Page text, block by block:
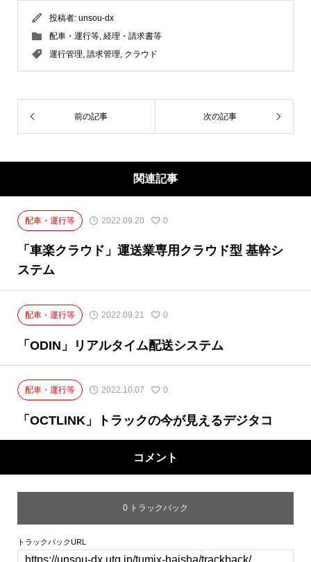
投稿者: unsou-dx
配車・運行等, 経理・請求書等
運行管理, 請求管理, クラウド
前の記事 次の記事
関連記事
配車・運行等 2022.09.20 0
「車楽クラウド」運送業専用クラウド型 基幹シ
ステム
配車・運行等 2022.09.21 0
「ODIN」リアルタイム配送システム
配車・運行等 2022.10.07 0
「OCTLINK」トラックの今が見えるデジタコ
コメント
0 トラックバック
トラックバックURL